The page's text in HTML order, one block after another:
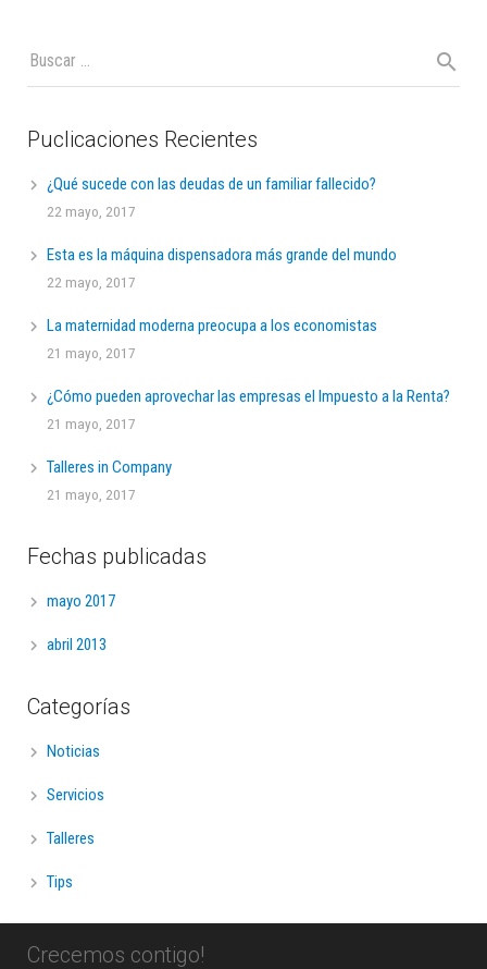
Puclicaciones Recientes
¿Qué sucede con las deudas de un familiar fallecido?
22 mayo, 2017
Esta es la máquina dispensadora más grande del mundo
22 mayo, 2017
La maternidad moderna preocupa a los economistas
21 mayo, 2017
¿Cómo pueden aprovechar las empresas el Impuesto a la Renta?
21 mayo, 2017
Talleres in Company
21 mayo, 2017
Fechas publicadas
mayo 2017
abril 2013
Categorías
Noticias
Servicios
Talleres
Tips
Crecemos contigo!